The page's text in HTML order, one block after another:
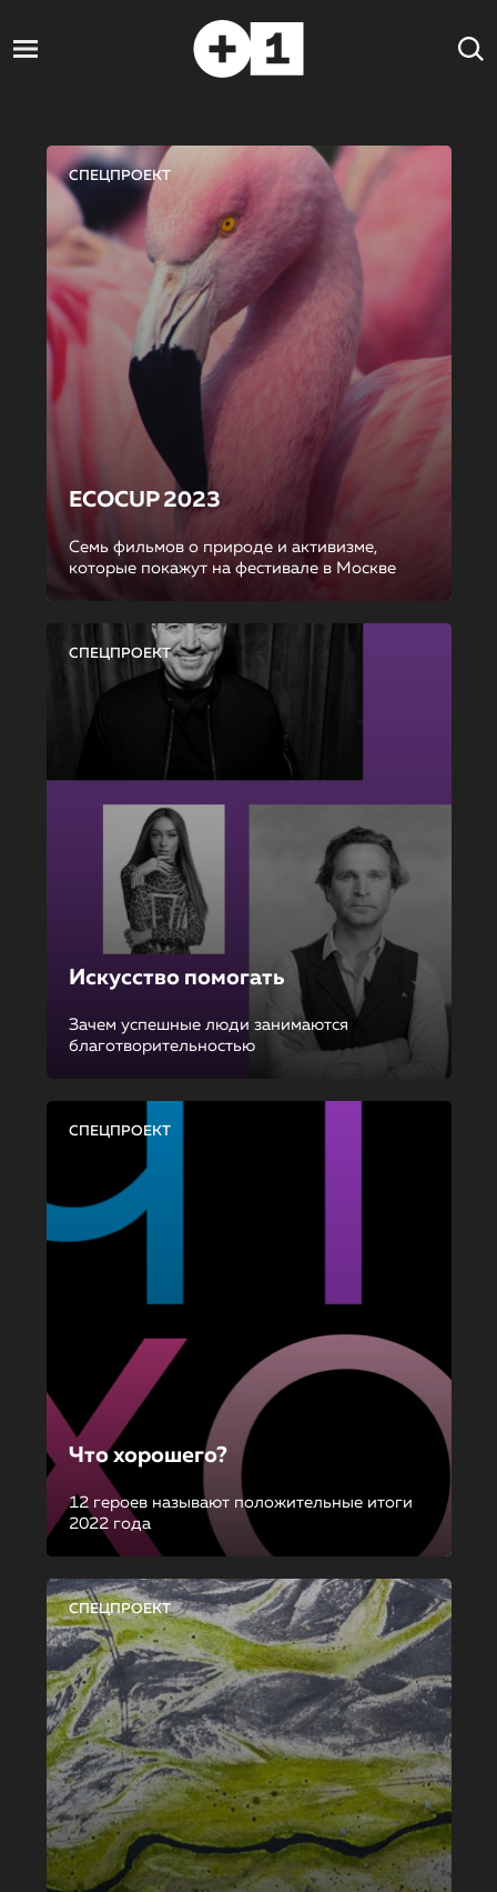
СПЕЦПРОЕКТ
ECOCUP 2023
Семь фильмов о природе и активизме,
которые покажут на фестивале в Москве
СПЕЦПРОЕКТ
Искусство помогать
Зачем успешные люди занимаются
благотворительностью
СПЕЦПРОЕКТ
Что хорошего?
12 героев называют положительные итоги
2022 года
СПЕЦПРОЕКТ